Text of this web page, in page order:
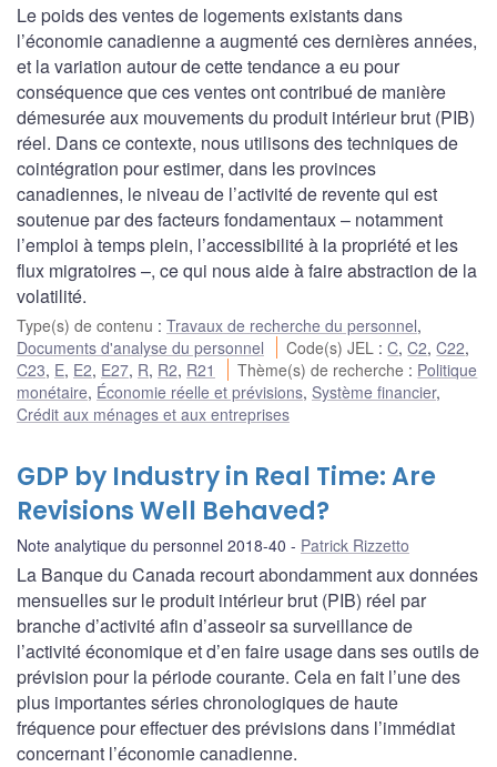
Le poids des ventes de logements existants dans
l’économie canadienne a augmenté ces dernières années,
et la variation autour de cette tendance a eu pour
conséquence que ces ventes ont contribué de manière
démesurée aux mouvements du produit intérieur brut (PIB)
réel. Dans ce contexte, nous utilisons des techniques de
cointégration pour estimer, dans les provinces
canadiennes, le niveau de l’activité de revente qui est
soutenue par des facteurs fondamentaux – notamment
l’emploi à temps plein, l’accessibilité à la propriété et les
flux migratoires –, ce qui nous aide à faire abstraction de la
volatilité.
Type(s) de contenu : Travaux de recherche du personnel,
Documents d'analyse du personnel
Code(s) JEL :C,C2,C22,
C23, E, E2, E27, R, R2, R21 Thème(s) de recherche : Politique
monétaire, Économie réelle et prévisions, Système financier,
Crédit aux ménages et aux entreprises
GDP by Industry in Real Time: Are
Revisions Well Behaved?
Note analytique du personnel 2018-40 Patrick Rizzetto
La Banque du Canada recourt abondamment aux données
mensuelles sur le produit intérieur brut (PIB) réel par
branche d’activité afin d’asseoir sa surveillance de
l’activité économique et d’en faire usage dans ses outils de
prévision pour la période courante. Cela en fait l’une des
plus importantes séries chronologiques de haute
fréquence pour effectuer des prévisions dans l’immédiat
concernant l’économie canadienne.